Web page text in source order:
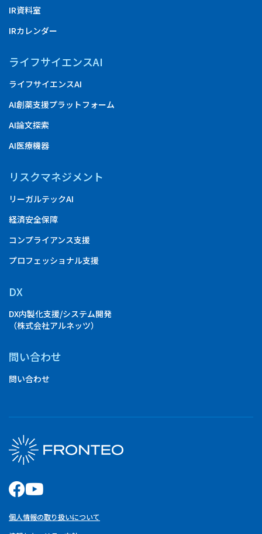
IR資料室
IRカレンダー
ライフサイエンスAI
ライフサイエンスAI
AI創薬支援プラットフォーム
AI論文探索
AI医療機器
リスクマネジメント
リーガルテックAI
経済安全保障
コンプライアンス支援
プロフェッショナル支援
DX
DX内製化支援/システム開発
（株式会社アルネッツ）
問い合わせ
問い合わせ
個人情報の取り扱いについて